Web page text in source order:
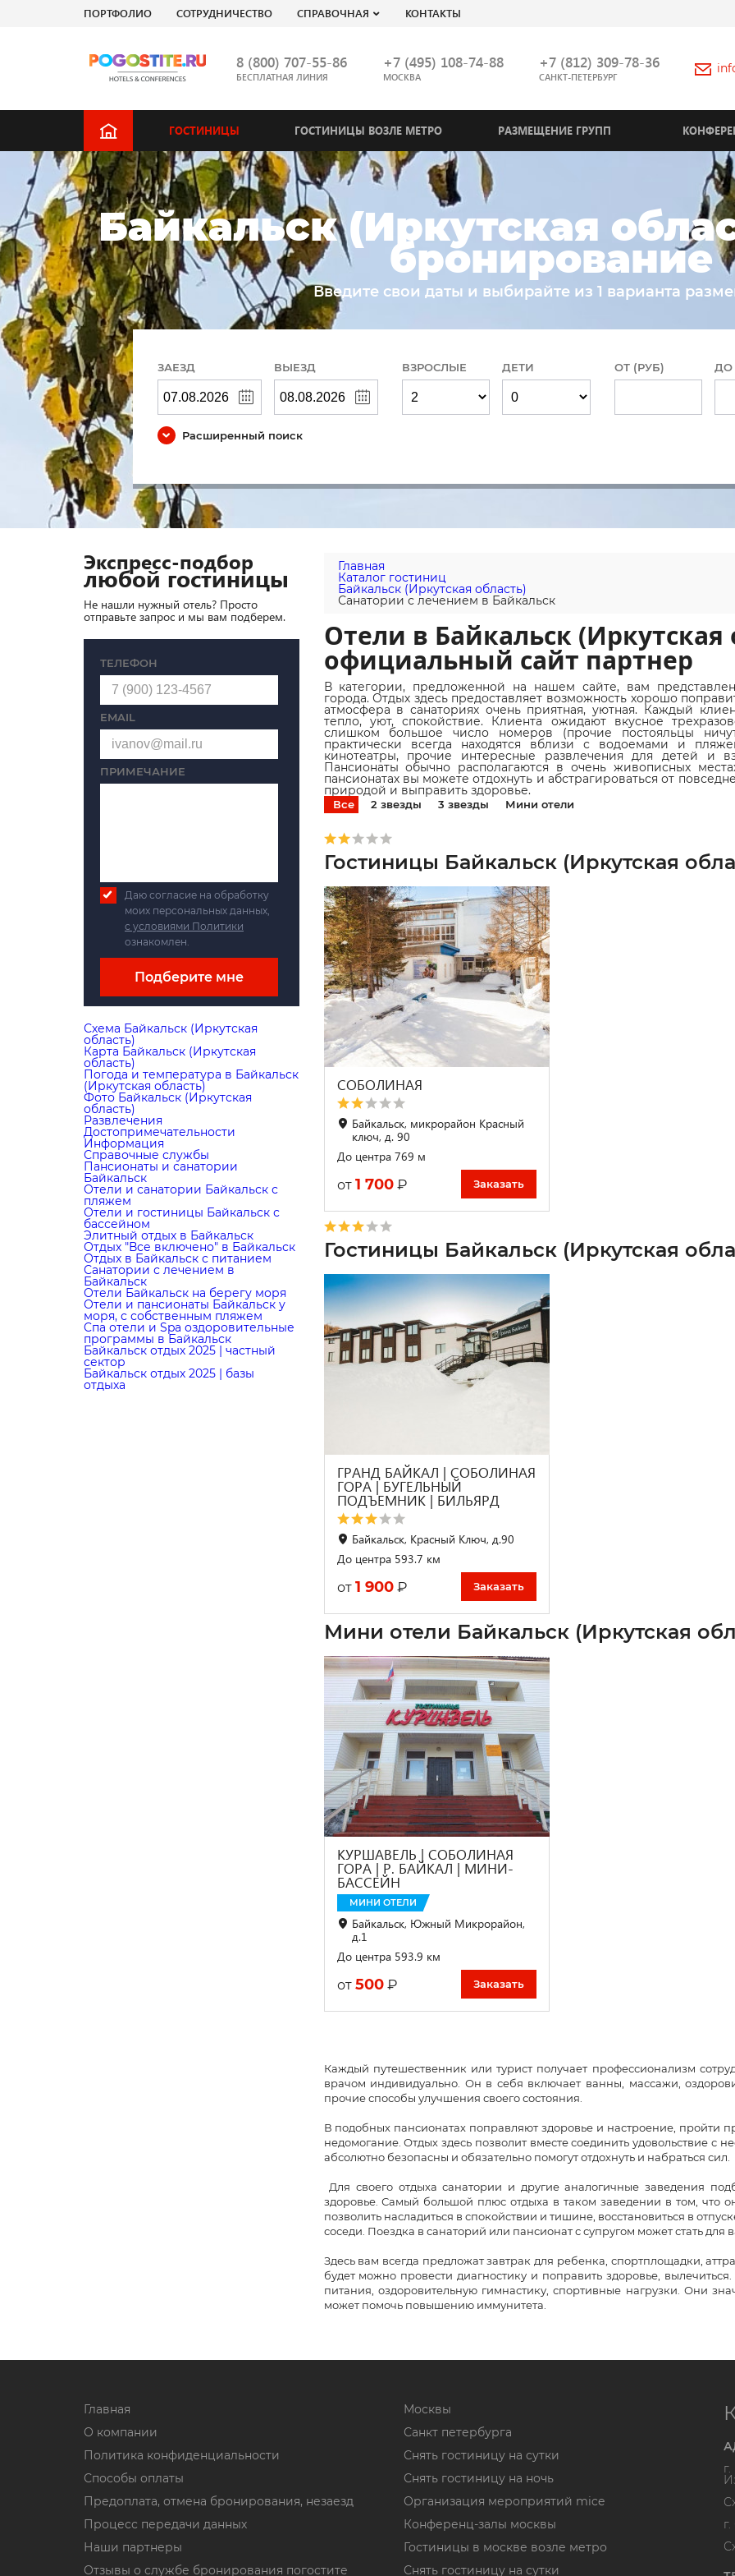
ПОРТФОЛИО СОТРУДНИЧЕСТВО СПРАВОЧНАЯ КОНТАКТЫ
8 (800) 707-55-86
БЕСПЛАТНАЯ ЛИНИЯ
+7 (495) 108-74-88
МОСКВА
+7 (812) 309-78-36
САНКТ-ПЕТЕРБУРГ
ГОСТИНИЦЫ ГОСТИНИЦЫ ВОЗЛЕ МЕТРО РАЗМЕЩЕНИЕ ГРУПП
Байкальск (Иркутская
бронирование
Введите свои даты и выбирайте из 1 варианта
ЗАЕЗД ВЫЕЗД ВЗРОСЛЫЕ ДЕТИ ОТ (РУБ) ДО
Расширенный поиск
Главная
Каталог гостиниц
Байкальск (Иркутская область)
Санатории с лечением в Байкальск
Отели в Байкальск (Иркутская
официальный сайт партнер
В категории, предложенной на нашем сайте, вам
города. Отдых здесь предоставляет возможность хорошо
атмосфера в санаториях очень приятная, уютная. Каждый
тепло, уют, спокойствие. Клиента ожидают вкусное
слишком большое число номеров (прочие постояльцы
практически всегда находятся вблизи с водоемами и
кинотеатры, прочие интересные развлечения для детей и
Пансионаты обычно располагаются в очень живописных
пансионатах вы можете отдохнуть и абстрагироваться от
природой и выправить здоровье.
Все 2 звезды 3 звезды Мини отели
Гостиницы Байкальск (Иркутская
СОБОЛИНАЯ
Байкальск, микрорайон Красный
ключ, д. 90
До центра 769 м
от 1 700 ₽ Заказать
Гостиницы Байкальск (Иркутская
ГРАНД БАЙКАЛ | СОБОЛИНАЯ
ГОРА | БУГЕЛЬНЫЙ
ПОДЪЕМНИК | БИЛЬЯРД
Байкальск, Красный Ключ, д.90
До центра 593.7 км
от 1 900 ₽ Заказать
Мини отели Байкальск (Иркутская
КУРШАВЕЛЬ | СОБОЛИНАЯ
ГОРА | Р. БАЙКАЛ | МИНИ-
БАССЕЙН
МИНИ ОТЕЛИ
Байкальск, Южный Микрорайон,
д.1
До центра 593.9 км
от 500 ₽ Заказать
Каждый путешественник или турист получает профессионализм
врачом индивидуально. Он в себя включает ванны, массажи,
прочие способы улучшения своего состояния.
В подобных пансионатах поправляют здоровье и настроение, пройти
недомогание. Отдых здесь позволит вместе соединить удовольствие с
абсолютно безопасны и обязательно помогут отдохнуть и набраться сил.
Для своего отдыха санатории и другие аналогичные заведения
здоровье. Самый большой плюс отдыха в таком заведении в том, что
позволить насладиться в спокойствии и тишине, восстановиться в
соседи. Поездка в санаторий или пансионат с супругом может стать
Здесь вам всегда предложат завтрак для ребенка, спортплощадки,
будет можно провести диагностику и поправить здоровье,
питания, оздоровительную гимнастику, спортивные нагрузки. Они
может помочь повышению иммунитета.
Экспресс-подбор
любой гостиницы
Не нашли нужный отель? Просто
отправьте запрос и мы вам подберем.
ТЕЛЕФОН
EMAIL
ПРИМЕЧАНИЕ
Даю согласие на обработку
моих персональных данных,
с условиями Политики
ознакомлен.
Подберите мне
Схема Байкальск (Иркутская
область)
Карта Байкальск (Иркутская
область)
Погода и температура в Байкальск
(Иркутская область)
Фото Байкальск (Иркутская
область)
Развлечения
Достопримечательности
Информация
Справочные службы
Пансионаты и санатории
Байкальск
Отели и санатории Байкальск с
пляжем
Отели и гостиницы Байкальск с
бассейном
Элитный отдых в Байкальск
Отдых "Все включено" в Байкальск
Отдых в Байкальск с питанием
Санатории с лечением в
Байкальск
Отели Байкальск на берегу моря
Отели и пансионаты Байкальск у
моря, с собственным пляжем
Cпа отели и Spa оздоровительные
программы в Байкальск
Байкальск отдых 2025 | частный
сектор
Байкальск отдых 2025 | базы
отдыха
Главная
О компании
Политика конфиденциальности
Способы оплаты
Предоплата, отмена бронирования, незаезд
Процесс передачи данных
Наши партнеры
Отзывы о службе бронирования погостите
Москвы
Санкт петербурга
Снять гостиницу на сутки
Снять гостиницу на ночь
Организация мероприятий mice
Конференц-залы москвы
Гостиницы в москве возле метро
Снять гостиницу на сутки